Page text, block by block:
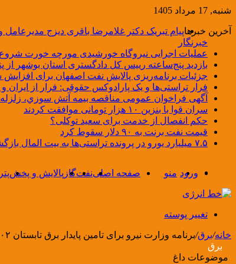
شنبه, 17 مرداد 1405
آخرین خبرهاپیام تبریک دکتر غلامرضا باقری دیزج
خبرنگار
عملیات اجرایی نیروگاه خورشیدی مورچه خورت
بازدید پنج‌ساعته رییس کل دادگستری استان بوشهر از
جزئیات برنامه‌ریزی پالایش نفت اصفهان برای
فرار تراستی‌ها و یک پارادوکس حقوقی: فرار از ایران
آگهی فراخوان عمومی مناقصه بيمه آتش سوزي،
سران قوا با بنزین ۱۰ هزار تومانی موافقت کردند
حکم انفصال از خدمت برای سعید توکلی؟
قیمت نفت برنت به ۹۰ دلار سقوط کرد
۷.۵ میلیارد یورو در پرونده تراستی‌ها به بیت المال بازگشت
منو ورود
تغییر پوسته
صفحه اصلینفتگاز پالایش و پخش
خانه/برق/برنامه وزارت نیرو برای تامین پایدار برق تابستان ۱۴۰۲ تصویب شد
برق
موضوعات داغ